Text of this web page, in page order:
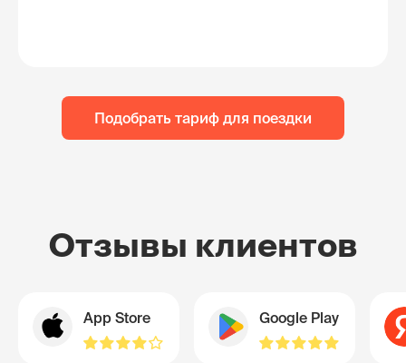
Подобрать тариф для поездки
Отзывы клиентов
App Store Google Play